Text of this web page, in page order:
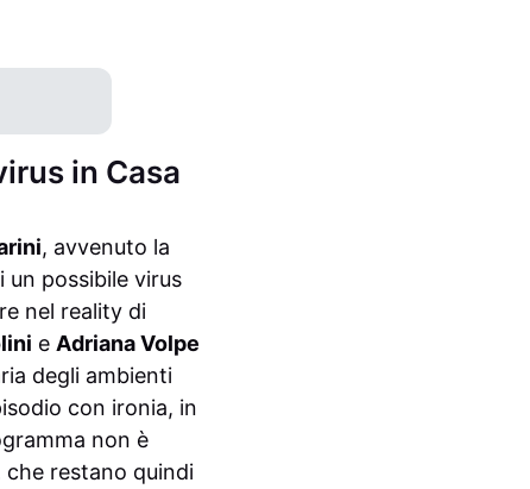
in Casa
, avvenuto la
un possibile virus
nel reality di
e Adriana Volpe
degli ambienti
con ironia, in
non è
che restano quindi